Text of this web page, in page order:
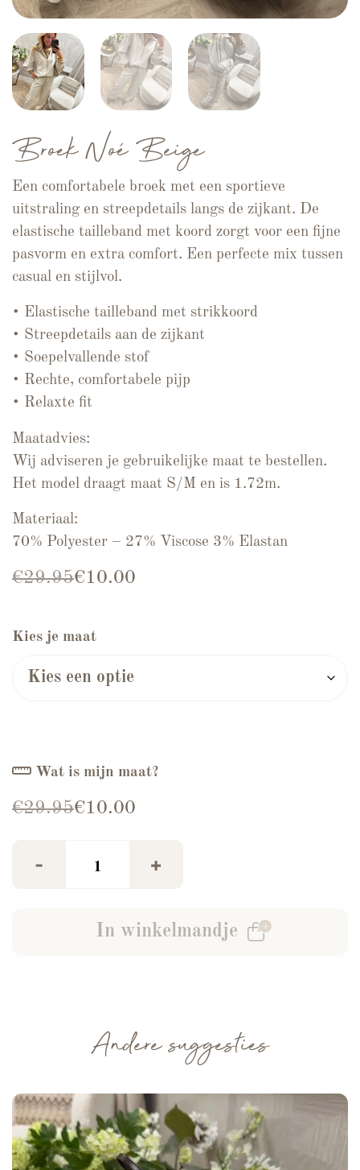
Broek Noé Beige
Een comfortabele broek met een sportieve
uitstraling en streepdetails langs de zijkant. De
elastische tailleband met koord zorgt voor een fijne
pasvorm en extra comfort. Een perfecte mix tussen
casual en stijlvol.
• Elastische tailleband met strikkoord
• Streepdetails aan de zijkant
• Soepelvallende stof
• Rechte, comfortabele pijp
• Relaxte fit
Maatadvies:
Wij adviseren je gebruikelijke maat te bestellen.
Het model draagt maat S/M en is 1.72m.
Materiaal:
70% Polyester – 27% Viscose 3% Elastan
€29.95
Oorspronkelijke prijs was: €29.95.
€10.00
Huidige prijs is: €10.00.
Kies je maat
Wat is mijn maat?
€29.95
Oorspronkelijke prijs was: €29.95.
€10.00
Huidige prijs is: €10.00.
- +
In winkelmandje
Andere suggesties